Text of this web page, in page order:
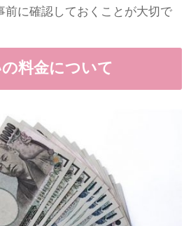
前に確認しておくことが大切で
の料金について